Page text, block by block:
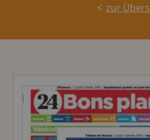
zur